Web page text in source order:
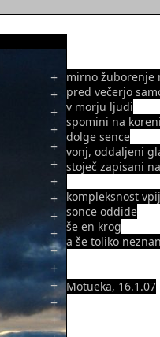
+
+
+
+
+
+
+
+
+
+
+
+
+
+
+
mirno žuborenje
pred večerjo
v morju ljudi
spomini na
dolge sence
vonj, oddaljeni
stoječ zapisani
kompleksnost
sonce oddide
še en krog
a še toliko
Motueka, 16.1.07